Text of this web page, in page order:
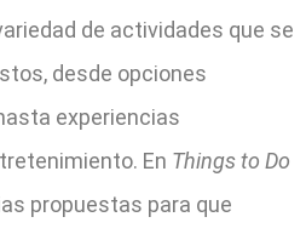
de actividades que se
desde opciones
experiencias
En Things to Do
propuestas para que